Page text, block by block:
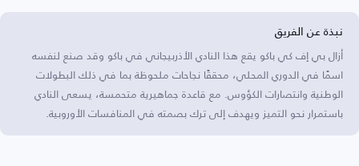
نبذة عن الفريق
أزال بي إف كي باكو يقع هذا النادي الأذربيجاني في باكو وقد صنع لنفسه
اسمًا في الدوري المحلي، محققًا نجاحات ملحوظة بما في ذلك البطولات
الوطنية وانتصارات الكؤوس. مع قاعدة جماهيرية متحمسة، يسعى النادي
باستمرار نحو التميز ويهدف إلى ترك بصمته في المنافسات الأوروبية.